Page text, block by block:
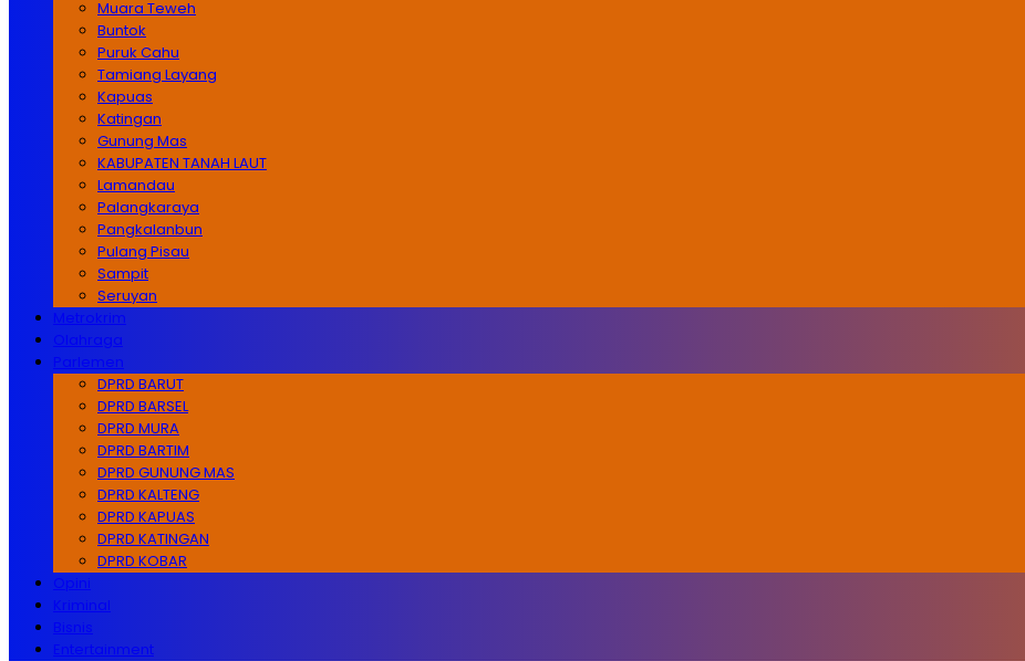
Muara Teweh
Buntok
Puruk Cahu
Tamiang Layang
Kapuas
Katingan
Gunung Mas
KABUPATEN TANAH LAUT
Lamandau
Palangkaraya
Pangkalanbun
Pulang Pisau
Sampit
Seruyan
Metrokrim
Olahraga
Parlemen
DPRD BARUT
DPRD BARSEL
DPRD MURA
DPRD BARTIM
DPRD GUNUNG MAS
DPRD KALTENG
DPRD KAPUAS
DPRD KATINGAN
DPRD KOBAR
Opini
Kriminal
Bisnis
Entertainment